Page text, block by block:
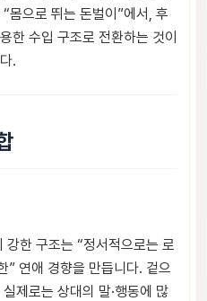
몸으로 뛰는 돈벌이”에서, 후
한 수입 구조로 전환하는 것이
.
강한 구조는 “정서적으로는 로
” 연애 경향을 만듭니다. 겉으
제로는 상대의 말·행동에 많